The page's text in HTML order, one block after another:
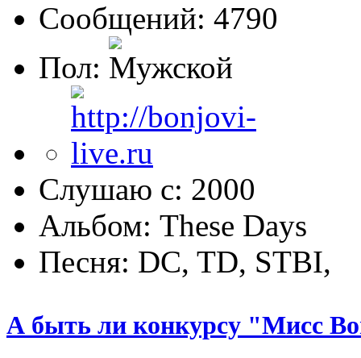
Сообщений: 4790
Пол:
Слушаю с: 2000
Альбом: These Days
Песня: DC, TD, STBI,
А быть ли конкурсу "Мисс